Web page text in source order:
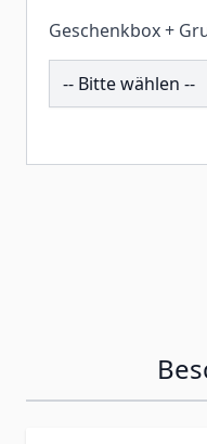
Geschenkbox +
260435